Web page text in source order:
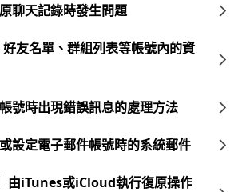
聊天記錄時發生問題
友名單、群組列表等帳號內的資
號時出現錯誤訊息的處理方法
設定電子郵件帳號時的系統郵件
由iTunes或iCloud執行復原操作